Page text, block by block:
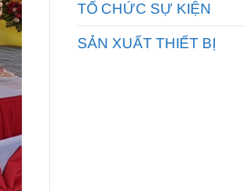
TỔ CHỨC SỰ KIỆN
SẢN XUẤT THIẾT BỊ